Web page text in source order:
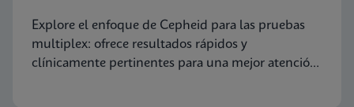
Explore el enfoque de Cepheid para las pruebas
multiplex: ofrece resultados rápidos y
clínicamente pertinentes para una mejor atención